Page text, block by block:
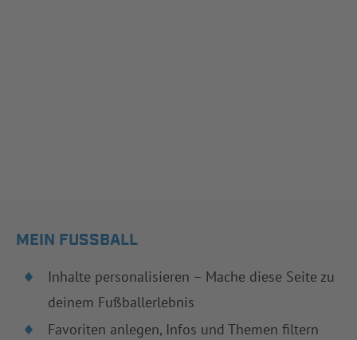
MEIN FUSSBALL
Inhalte personalisieren – Mache diese Seite zu
deinem Fußballerlebnis
Favoriten anlegen, Infos und Themen filtern